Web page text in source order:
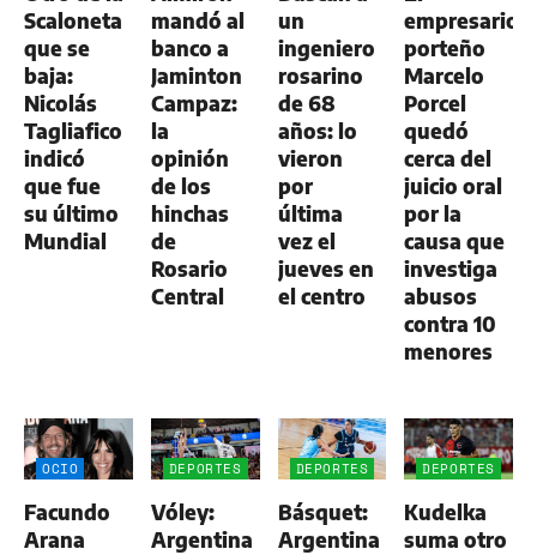
Scaloneta
que se
baja:
Nicolás
Tagliafico
indicó
que fue
su último
Mundial
mandó al
banco a
Jaminton
Campaz:
la
opinión
de los
hinchas
de
Rosario
Central
un
ingeniero
rosarino
de 68
años: lo
vieron
por
última
vez el
jueves en
el centro
empresario
porteño
Marcelo
Porcel
quedó
cerca del
juicio oral
por la
causa que
investiga
abusos
contra 10
menores
OCIO
Facundo
Arana
DEPORTES
Vóley:
Argentina
DEPORTES
Básquet:
Argentina
DEPORTES
Kudelka
suma otro